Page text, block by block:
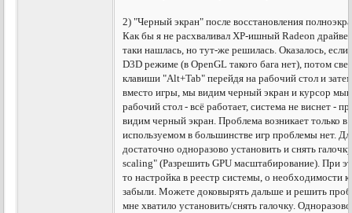
2) "Черный экран" после восстановления
Как бы я не расхваливал ХР-ишный Radeon
таки нашлась, но тут-же решилась. Оказалось,
D3D режиме (в OpenGL такого бага нет), потом
клавиши "Alt+Tab" перейдя на рабочий стол и
вместо игры, мы видим черный экран и курсор
рабочий стол - всё работает, система не виснет -
видим черный экран. Проблема возникает только
используемом в большинстве игр проблемы нет.
достаточно одноразово установить и снять
scaling" (Разрешить GPU масштабирование). При
то настройка в реестр системы, о
забыли. Можете доковырять дальше и решить
мне хватило установить/снять галочку.